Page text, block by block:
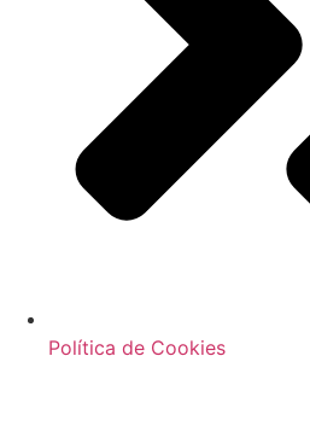
Política de Cookies